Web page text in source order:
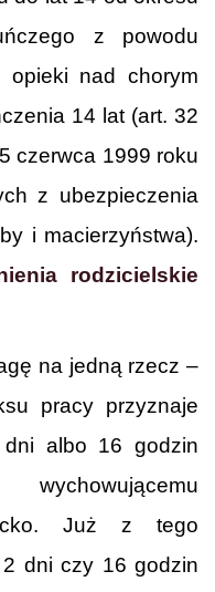
z powodu
opieki nad chorym
14 lat (art. 32
czerwca 1999 roku
z ubezpieczenia
i macierzyństwa).
rodzicielskie
na jedną rzecz –
pracy przyznaje
albo 16 godzin
Już z tego
dni czy 16 godzin